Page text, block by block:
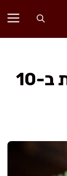
לביבות גבינה ממכרות ב-10